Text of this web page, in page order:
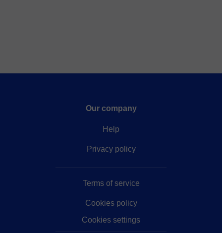
Our company
Help
Privacy policy
Terms of service
Cookies policy
Cookies settings